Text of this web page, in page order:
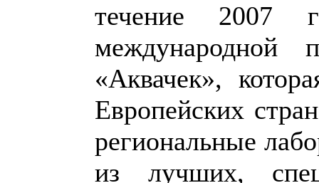
течение 2007
международной
«Аквачек»,
Европейских
региональные
из лучших,